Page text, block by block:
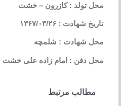
محل تولد : کازرون – خشت
تاریخ شهادت : ۱۳۶۷/۰۳/۲۶
محل شهادت : شلمچه
محل دفن : امام زاده علی خشت
مطالب مرتبط